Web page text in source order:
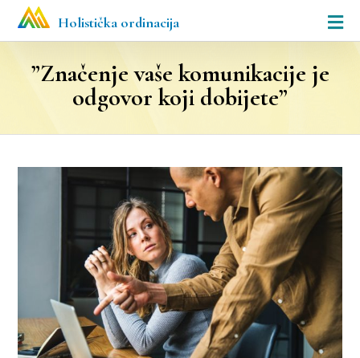
Holistička ordinacija
”Značenje vaše komunikacije je
odgovor koji dobijete”